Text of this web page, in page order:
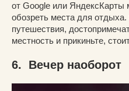
от Google или ЯндексКарты
обозреть места для
путешествия,
местность и прикиньте,
6. Вечер наоборот